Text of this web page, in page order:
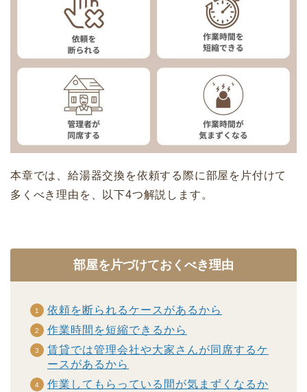
本章では、給湯器交換を依頼する際に部屋を片付けて
多くべき理由を、以下4つ解説します。
部屋を片づけておくべき理由
依頼を断られるケースがあるから
作業時間を短縮できるから
賃貸では管理会社や大家さんが同席するケ
ースがあるから
作業してもらっている間が気まずくなるか